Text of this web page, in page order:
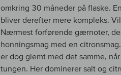
omkring 30 måneder på flaske.
bliver derefter mere kompleks.
Nærmest forførende gærnoter,
honningsmag med en
er dog glemt med det samme,
tungen. Her dominerer salt og